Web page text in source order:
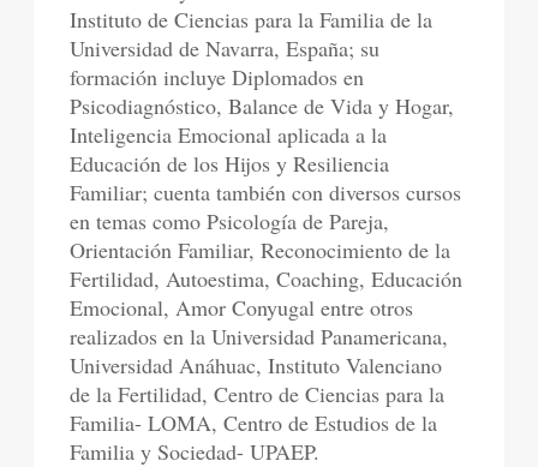
Instituto de Ciencias para la Familia de la
Universidad de Navarra, España; su
formación incluye Diplomados en
Psicodiagnóstico, Balance de Vida y Hogar,
Inteligencia Emocional aplicada a la
Educación de los Hijos y Resiliencia
Familiar; cuenta también con diversos cursos
en temas como Psicología de Pareja,
Orientación Familiar, Reconocimiento de la
Fertilidad, Autoestima, Coaching, Educación
Emocional, Amor Conyugal entre otros
realizados en la Universidad Panamericana,
Universidad Anáhuac, Instituto Valenciano
de la Fertilidad, Centro de Ciencias para la
Familia- LOMA, Centro de Estudios de la
Familia y Sociedad- UPAEP.